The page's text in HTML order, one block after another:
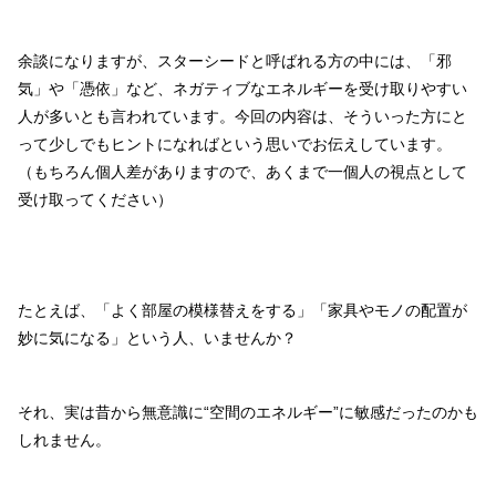
余談になりますが、スターシードと呼ばれる方の中には、「邪
気」や「憑依」など、ネガティブなエネルギーを受け取りやすい
人が多いとも言われています。今回の内容は、そういった方にと
って少しでもヒントになればという思いでお伝えしています。
（もちろん個人差がありますので、あくまで一個人の視点として
受け取ってください）
たとえば、「よく部屋の模様替えをする」「家具やモノの配置が
妙に気になる」という人、いませんか？
それ、実は昔から無意識に“空間のエネルギー”に敏感だったのかも
しれません。